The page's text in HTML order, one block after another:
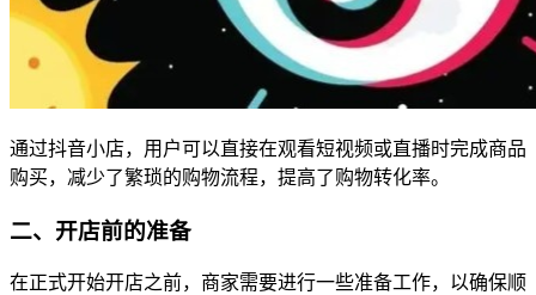
通过抖音小店，用户可以直接在观看短视频或直播时完成商品
购买，减少了繁琐的购物流程，提高了购物转化率。
二、开店前的准备
在正式开始开店之前，商家需要进行一些准备工作，以确保顺